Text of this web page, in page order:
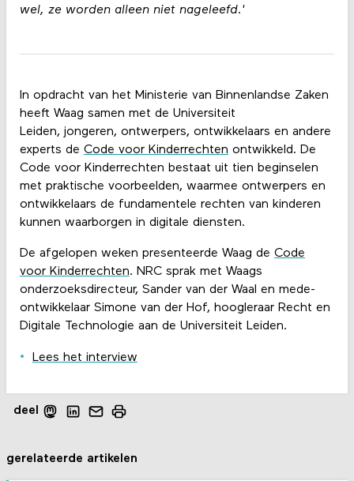
wel, ze worden alleen niet nageleefd.'
In opdracht van het Ministerie van Binnenlandse Zaken
heeft Waag samen met de Universiteit
Leiden, jongeren, ontwerpers, ontwikkelaars en andere
experts de Code voor Kinderrechten ontwikkeld. De
Code voor Kinderrechten bestaat uit tien beginselen
met praktische voorbeelden, waarmee ontwerpers en
ontwikkelaars de fundamentele rechten van kinderen
kunnen waarborgen in digitale diensten.
De afgelopen weken presenteerde Waag de Code
voor Kinderrechten. NRC sprak met Waags
onderzoeksdirecteur, Sander van der Waal en mede-
ontwikkelaar Simone van der Hof, hoogleraar Recht en
Digitale Technologie aan de Universiteit Leiden.
Lees het interview
deel
gerelateerde artikelen